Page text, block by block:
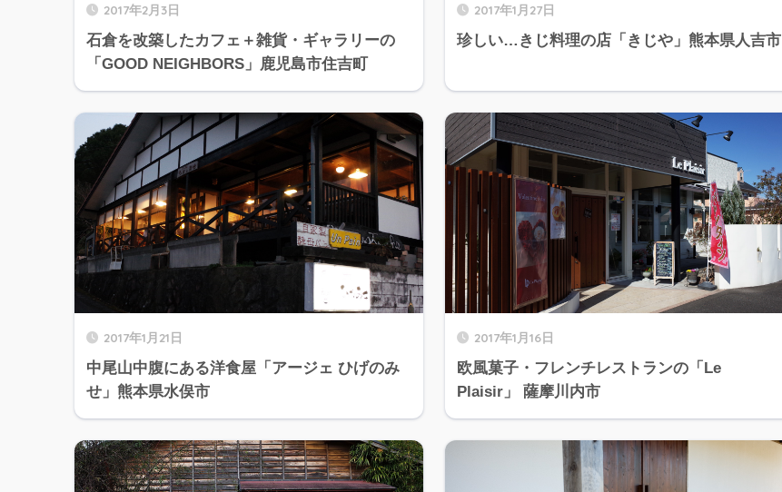
2017年2月3日
石倉を改築したカフェ＋雑貨・ギャラリーの
「GOOD NEIGHBORS」鹿児島市住吉町
2017年1月27日
珍しい…きじ料理の店「きじや」熊本県人吉市
2017年1月21日
中尾山中腹にある洋食屋「アージェ ひげのみ
せ」熊本県水俣市
2017年1月16日
欧風菓子・フレンチレストランの「Le
Plaisir」 薩摩川内市